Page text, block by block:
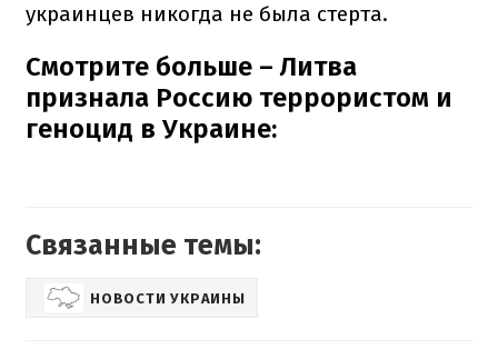
украинцев никогда не была стерта.
Смотрите больше – Литва
признала Россию террористом и
геноцид в Украине:
Связанные темы:
НОВОСТИ УКРАИНЫ